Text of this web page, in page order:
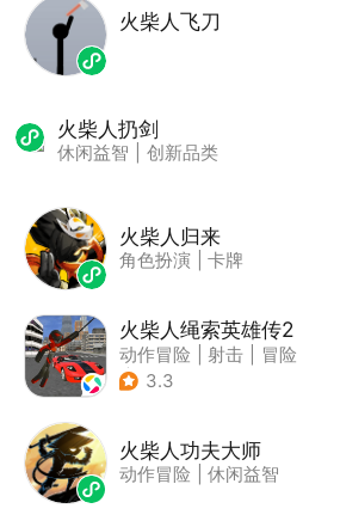
火柴人飞刀
火柴人扔剑
休闲益智 创新品类
火柴人归来
角色扮演 卡牌
火柴人绳索英雄传2
动作冒险 射击
冒险
| 开放世界
3.3
火柴人功夫大师
动作冒险 休闲益智